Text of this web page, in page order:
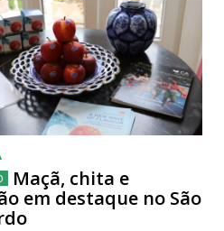
Maçã, chita e
em destaque no São